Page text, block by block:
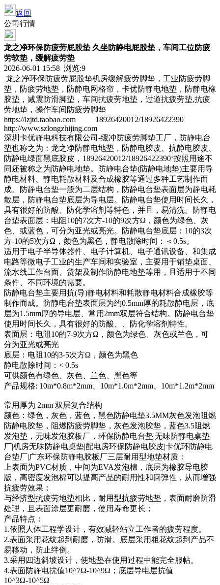
返回
公司行情
龙之净环保防疲劳屁股垫 久坐防静电屁股垫，车间工位防疲
劳软垫，缓解疲劳垫
2026-06-01 15:58 浏览:9
龙之净环保防疲劳屁股垫机房缓解疲劳脚垫，工业防疲劳脚
垫，防疲劳地垫，防静电网格帘，卡优防静电地垫，防静电橡
胶垫，减震防滑脚垫，车间抗疲劳地垫，过道抗疲劳垫,抗疲
劳地垫，操作车间防疲劳脚垫
https://lzjtd.taobao.com 18926420012/18926422390
http://www.szlongzhijing.com
深圳卡优静电科技有限公司-缓冲防疲劳脚垫工厂，防静电台
垫也称之为：龙之净防静电地垫，防静电胶皮、抗静电胶皮、
防静电绿面黑底胶皮，18926420012/18926422390‘按照用途不
同还被称之为防静电地垫。防静电台垫(防静电地垫)主要用导
静电材料、静电耗散材料及合成橡胶等通过多种工艺制作而
成。防静电台垫一般为二层结构，防静电台垫表面层为静电耗
散层，防静电台垫底层为导电层。防静电台垫使用时间长久，
具有很好的防酸、防化学溶剂等特色，并且，易清洗。防静电
台垫表面层：电阻10的7次方-10的9次方Ω，颜色为绿色、灰
色、或蓝色，可分为亚光或亮光。防静电台垫底层：10的3次
方-10的5次方Ω，颜色为黑色，静电散除时间：＜0.5s。
适用于电子半导体器件、电子计算机、电子通讯设备、和集成
电路等微电子工业的生产车间和实验室，主要用于铺垫桌面、
流水线工作台面、货架及制作防静电地垫等用，且适用于不同
条件、不同环境的需要。
防静电台垫主要用抗(导)静电材料和耗散静电材料合成橡胶等
制作而成。防静电台垫表面层为约0.5mm厚的耗散静电层，底
层为1.5mm厚的导电层、常用2mm双层符合结构。防静电台垫
使用时间长久，具有很好的防酸、、防化学溶剂特性。
表面层：电阻10的7-9次方Ω，颜色为绿色、灰色或兰色，可
分为亚光或亮光
底层：电阻10的3-5次方Ω，颜色为黑色
静电散除时间：< 0.5s
可供颜色有绿色、灰色、兰色、黑色等
产品规格: 10m*0.8m*2mm、10m*1.0m*2mm、10m*1.2m*2mm
常用厚为 2mm 双层复合结构
颜色：绿色，灰色，蓝色，黑色防静电垫3.5MM灰色发泡阻燃
防静电胶垫，阻燃防疲劳脚垫，灰色发泡胶垫，蓝色3.5阻燃
发泡垫，无味发泡胶板厂，环保防静电台垫|无味防静电桌垫
厂|机房无味防静电桌垫|配电房环保防静电胶皮|卡优环防静电
台垫厂|广东环保防静电胶板厂三层耐用型地垫材质：
上表面为PVC材质，中间为EVA发泡棉，底层为橡胶导电胶
版，高密度发泡棉可以提高产品的耐用性和回弹性，从而增强
抗疲劳效果；
与经济型抗疲劳地垫相比，耐用型抗疲劳地垫，表面耐磨防滑
处理，且表面涂层更耐磨，使用寿命更长；
产品特点：
1.依照人体工程学设计，有效减轻站立工作者的疲劳程度。
2.表面采用花纹起到耐磨，防滑。底层采用粗花纹起到产品不
易移动，防止绊倒。
3.采用四边斜坡设计，使地垫在使用过程中能完全服帖。
4.表面防静电抗值10^7Ω-10^9Ω；底层导电层抗值
10^3Ω-10^5Ω